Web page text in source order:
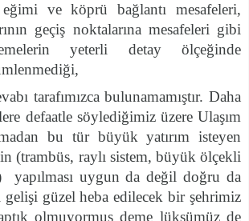
ve köprü bağlantı mesafeleri,
geçiş noktalarına mesafeleri gibi
yeterli detay ölçeğinde
tarafımızca bulunamamıştır. Daha
defaatle söylediğimiz üzere Ulaşım
bu tür büyük yatırım isteyen
(trambüs, raylı sistem, büyük ölçekli
yapılması uygun da değil doğru da
gelişi güzel heba edilecek bir şehrimiz
olmuyormuş deme lüksümüz de